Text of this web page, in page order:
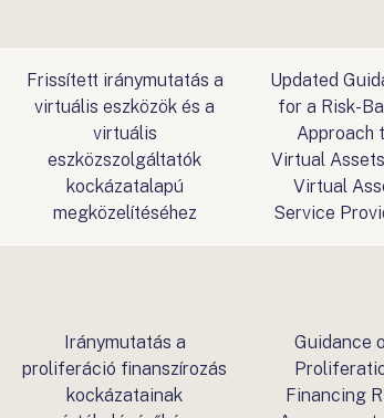
Frissített iránymutatás a
virtuális eszközök és a
virtuális
eszközszolgáltatók
kockázatalapú
megközelítéséhez
Updated
for a Risk-
Approach
Virtual
Virtual
Service
Iránymutatás a
proliferáció finanszírozás
kockázatainak
Guidance
Financing